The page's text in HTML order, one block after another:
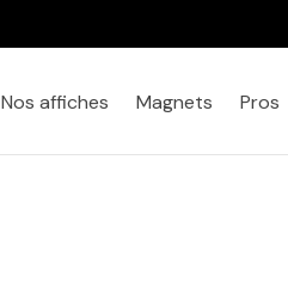
Nos affiches Magnets Pros